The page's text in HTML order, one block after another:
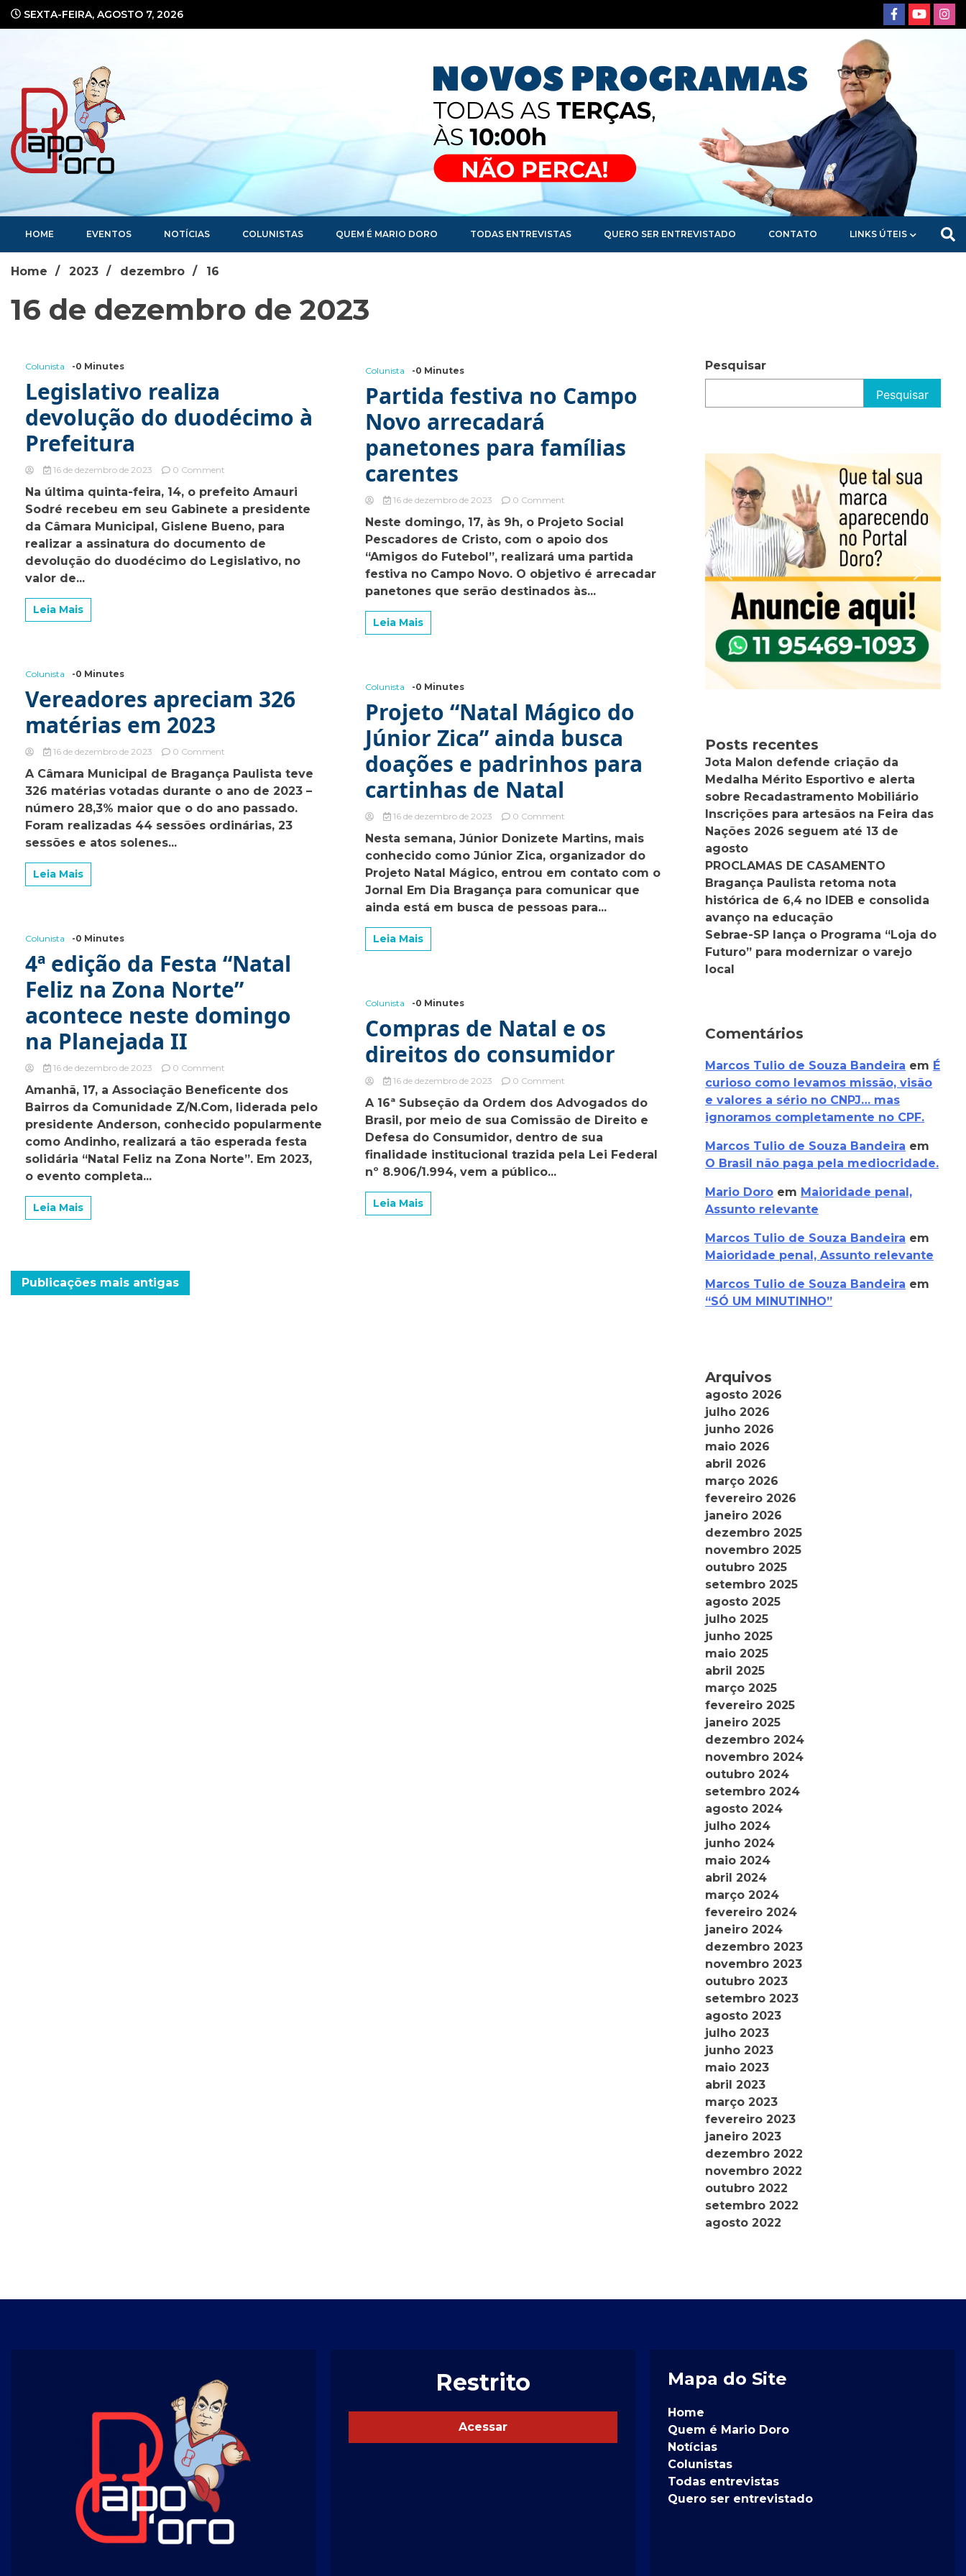
SEXTA-FEIRA, AGOSTO 7, 2026
Portal de Notícias
HOME EVENTOS NOTÍCIAS COLUNISTAS QUEM É MARIO DORO TODAS ENTREVISTAS QUERO SER ENTREVISTADO CONTATO LINKS ÚTEIS
Home 2023 dezembro 16
16 de dezembro de 2023
Colunista -0 Minutes
Legislativo realiza
devolução do duodécimo à
Prefeitura
16 de dezembro de 2023 0 Commenton
realiza
devolução
duodécimo
à
Prefeitura
Na última quinta-feira, 14, o prefeito Amauri
Sodré recebeu em seu Gabinete a presidente
da Câmara Municipal, Gislene Bueno, para
realizar a assinatura do documento de
devolução do duodécimo do Legislativo, no
valor de...
Leia Mais
Colunista -0 Minutes
Vereadores apreciam 326
matérias em 2023
16 de dezembro de 2023 0 Commenton
apreciam
326
em
2023
A Câmara Municipal de Bragança Paulista teve
326 matérias votadas durante o ano de 2023 –
número 28,3% maior que o do ano passado.
Foram realizadas 44 sessões ordinárias, 23
sessões e atos solenes...
Leia Mais
Colunista -0 Minutes
4ª edição da Festa “Natal
Feliz na Zona Norte”
acontece neste domingo
na Planejada II
16 de dezembro de 2023 0 Commenton
edição
da
“Natal
Feliz
na
Amanhã, 17, a Associação Beneficente dos
Bairros da Comunidade Z/N.Com, liderada pelo
presidente Anderson, conhecido popularmente
como Andinho, realizará a tão esperada festa
solidária “Natal Feliz na Zona Norte”. Em 2023,
o evento completa...
Leia Mais
Colunista -0 Minutes
Partida festiva no Campo
Novo arrecadará
panetones para famílias
carentes
16 de dezembro de 2023 0 Commenton
festiva
no
Novo
arrecadará
panetones
Neste domingo, 17, às 9h, o Projeto Social
Pescadores de Cristo, com o apoio dos
“Amigos do Futebol”, realizará uma partida
festiva no Campo Novo. O objetivo é arrecadar
panetones que serão destinados às...
Leia Mais
Colunista -0 Minutes
Projeto “Natal Mágico do
Júnior Zica” ainda busca
doações e padrinhos para
cartinhas de Natal
16 de dezembro de 2023 0 Commenton
“Natal
Mágico
Júnior
Zica”
ainda
Nesta semana, Júnior Donizete Martins, mais
conhecido como Júnior Zica, organizador do
Projeto Natal Mágico, entrou em contato com o
Jornal Em Dia Bragança para comunicar que
ainda está em busca de pessoas para...
Leia Mais
Colunista -0 Minutes
Compras de Natal e os
direitos do consumidor
16 de dezembro de 2023 0 Commenton
de
Natal
e
os
direitos
A 16ª Subseção da Ordem dos Advogados do
Brasil, por meio de sua Comissão de Direito e
Defesa do Consumidor, dentro de sua
finalidade institucional trazida pela Lei Federal
nº 8.906/1.994, vem a público...
Leia Mais
Navegação
Publicações mais antigas
Pesquisar
Pesquisar
Posts recentes
Jota Malon defende criação da
Medalha Mérito Esportivo e alerta
sobre Recadastramento Mobiliário
Inscrições para artesãos na Feira das
Nações 2026 seguem até 13 de
agosto
PROCLAMAS DE CASAMENTO
Bragança Paulista retoma nota
histórica de 6,4 no IDEB e consolida
avanço na educação
Sebrae-SP lança o Programa “Loja do
Futuro” para modernizar o varejo
local
Comentários
Marcos Tulio de Souza Bandeira em É
curioso como levamos missão, visão
e valores a sério no CNPJ… mas
ignoramos completamente no CPF.
Marcos Tulio de Souza Bandeira em
O Brasil não paga pela mediocridade.
Mario Doro em Maioridade penal,
Assunto relevante
Marcos Tulio de Souza Bandeira em
Maioridade penal, Assunto relevante
Marcos Tulio de Souza Bandeira em
“SÓ UM MINUTINHO”
Arquivos
agosto 2026
julho 2026
junho 2026
maio 2026
abril 2026
março 2026
fevereiro 2026
janeiro 2026
dezembro 2025
novembro 2025
outubro 2025
setembro 2025
agosto 2025
julho 2025
junho 2025
maio 2025
abril 2025
março 2025
fevereiro 2025
janeiro 2025
dezembro 2024
novembro 2024
outubro 2024
setembro 2024
agosto 2024
julho 2024
junho 2024
maio 2024
abril 2024
março 2024
fevereiro 2024
janeiro 2024
dezembro 2023
novembro 2023
outubro 2023
setembro 2023
agosto 2023
julho 2023
junho 2023
maio 2023
abril 2023
março 2023
fevereiro 2023
janeiro 2023
dezembro 2022
novembro 2022
outubro 2022
setembro 2022
agosto 2022
Restrito
Acessar
Mapa do Site
Home
Quem é Mario Doro
Notícias
Colunistas
Todas entrevistas
Quero ser entrevistado